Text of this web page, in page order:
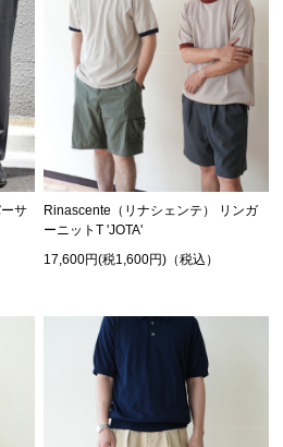
サ
Rinascente（リナシェンテ） リンガ
ーニットT 'JOTA'
17,600円(税1,600円)（税込）